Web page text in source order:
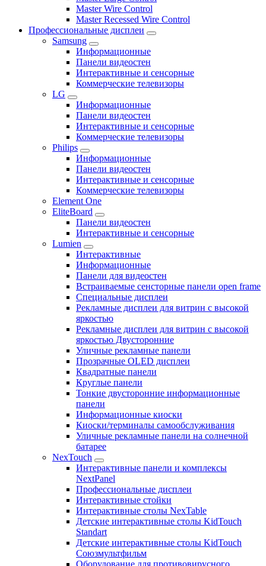
Master Wire Control
Master Recessed Wire Control
Профессиональные дисплеи
Samsung
Информационные
Панели видеостен
Интерактивные и сенсорные
Коммерческие телевизоры
LG
Информационные
Панели видеостен
Интерактивные и сенсорные
Коммерческие телевизоры
Philips
Информационные
Панели видеостен
Интерактивные и сенсорные
Коммерческие телевизоры
Element One
EliteBoard
Панели видеостен
Интерактивные и сенсорные
Lumien
Интерактивные
Информационные
Панели для видеостен
Встраиваемые сенсторные панели open frame
Специальные дисплеи
Рекламные дисплеи для витрин с высокой
яркостью
Рекламные дисплеи для витрин с высокой
яркостью Двусторонние
Уличные рекламные панели
Прозрачные OLED дисплеи
Квадратные панели
Круглые панели
Тонкие двусторонние информационные
панели
Информационные киоски
Киоски/терминалы самообслуживания
Уличные рекламные панели на солнечной
батарее
NexTouch
Интерактивные панели и комплексы
NextPanel
Профессиональные дисплеи
Интерактивные стойки
Интерактивные столы NexTable
Детские интерактивные столы KidTouch
Standart
Детские интерактивные столы KidTouch
Союзмультфильм
Оборудование для противовирусного